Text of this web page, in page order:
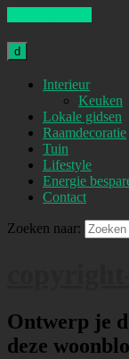
d
Interieur
Keuken
Lokale gidsen
Raamdecoratie
Tuin
Lifestyle
Energie
Contact
Zoeken naar:
Ontwerp je
deze